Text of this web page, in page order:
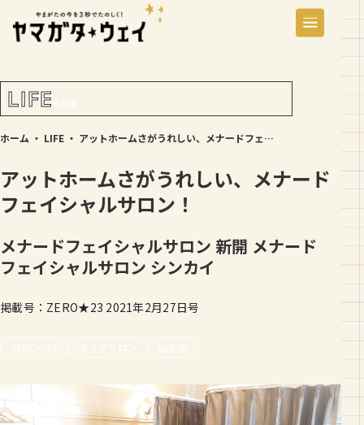
LIFE くらす
ホーム ・ LIFE ・ アットホームさがうれしい、メナードフェイシャルサロン！
アットホームさがうれしい、メナード
フェイシャルサロン！
メナードフェイシャルサロン 新開 メナード
フェイシャルサロン シンカイ
掲載号：ZERO★23 2021年2月27日号
ZERO☆23 エステサロン 山形市